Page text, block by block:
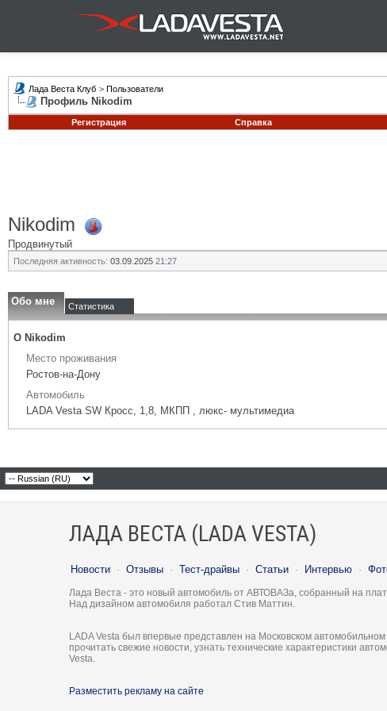
Лада Веста Клуб > Пользователи
Профиль Nikodim
Регистрация
Справка
Nikodim
Продвинутый
Последняя активность: 03.09.2025 21:27
Обо мне Статистика
О Nikodim
Место проживания
Ростов-на-Дону
Автомобиль
LADA Vesta SW Кросс, 1,8, МКПП , люкс- мультимедиа
ЛАДА ВЕСТА (LADA VESTA)
Новости · Отзывы · Тест-драйвы · Статьи · Интервью ·
Лада Веста - это новый автомобиль от АВТОВАЗа, собранный на
Над дизайном автомобиля работал Стив Маттин.
LADA Vesta был впервые представлен на Московском
прочитать свежие новости, узнать технические характеристики
Vesta.
Разместить рекламу на сайте